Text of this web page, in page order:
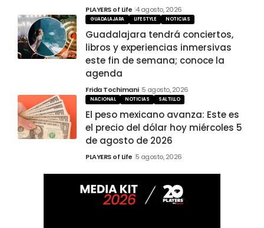
PLAYERS of Life 4 agosto, 2026
GUADALAJARA LIFESTYLE NOTICIAS
Guadalajara tendrá conciertos,
libros y experiencias inmersivas
este fin de semana; conoce la
agenda
Frida Tochimani 5 agosto, 2026
NACIONAL NOTICIAS SALTILLO
El peso mexicano avanza: Este es
el precio del dólar hoy miércoles 5
de agosto de 2026
PLAYERS of Life 5 agosto, 2026